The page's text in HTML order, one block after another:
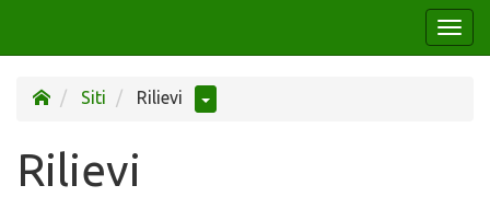
Siti Rilievi
Rilievi